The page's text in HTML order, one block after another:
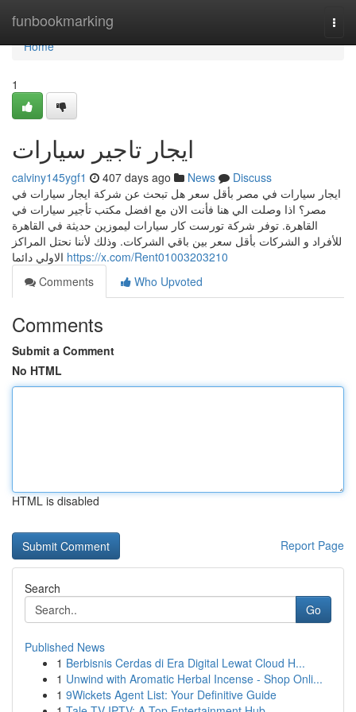
funbookmarking
Home
Home
1
ايجار تاجير سيارات
calviny145ygf1 407 days ago News
Discuss
ايجار سيارات في مصر بأقل سعر هل تبحث عن شركة ايجار سيارات في
مصر؟ اذا وصلت الي هنا فأنت الان مع افضل مكتب تأجير سيارات في
القاهرة. توفر شركة تورست كار سيارات ليموزين حديثة في القاهرة
للأفراد و الشركات بأقل سعر بين باقي الشركات. وذلك لأننا نحتل المراكز
https://x.com/Rent01003203210
Comments
Who Upvoted
Comments
Submit a Comment
No HTML
HTML is disabled
Report Page
Search
Go
Published News
1 Berbisnis Cerdas di Era Digital Lewat Cloud H...
1 Unwind with Aromatic Herbal Incense - Shop Onli...
1 9Wickets Agent List: Your Definitive Guide